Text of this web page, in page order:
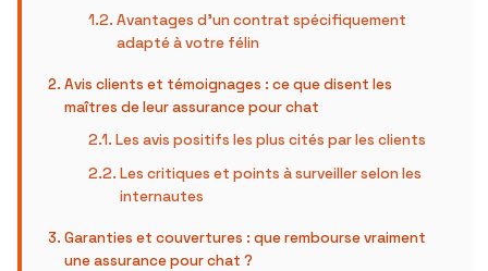
Avantages d’un contrat spécifiquement
adapté à votre félin
Avis clients et témoignages : ce que disent les
maîtres de leur assurance pour chat
Les avis positifs les plus cités par les clients
Les critiques et points à surveiller selon les
internautes
Garanties et couvertures : que rembourse vraiment
une assurance pour chat ?